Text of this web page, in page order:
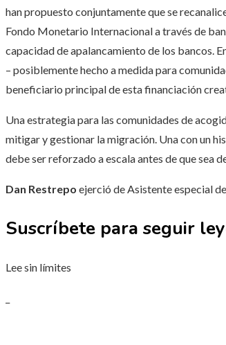
han propuesto conjuntamente que se
Fondo Monetario Internacional a través de
capacidad de apalancamiento de los bancos.
– posiblemente hecho a medida para
beneficiario principal de esta financiación
Una estrategia para las comunidades de
mitigar y gestionar la migración. Una con un
debe ser reforzado a escala antes de que sea
Dan Restrepo ejerció de Asistente especial
Suscríbete para seguir
Lee sin límites